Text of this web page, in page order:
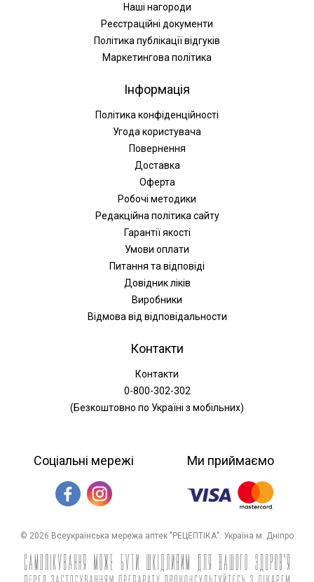
Наші нагороди
Реєстраційні документи
Політика публікації відгуків
Маркетингова політика
Інформація
Політика конфіденційності
Угода користувача
Повернення
Доставка
Оферта
Робочі методики
Редакційна політика сайту
Гарантії якості
Умови оплати
Питання та відповіді
Довідник ліків
Виробники
Відмова від відповідальности
Контакти
Контакти
0-800-302-302
(Безкоштовно по Україні з мобільних)
Соціальні мережі Ми приймаємо
© 2026 Всеукраїнська мережа аптек "РЕЦЕПТІКА". Україна м. Дніпро